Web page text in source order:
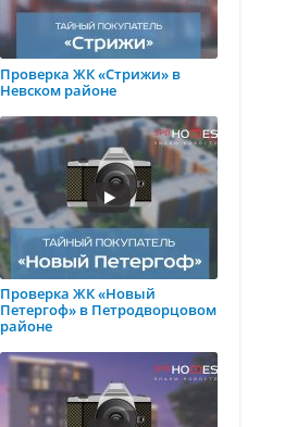
Проверка ЖК «Стрижи» в
Невском районе
Проверка ЖК «Новый
Петергоф» в Петродворцовом
районе